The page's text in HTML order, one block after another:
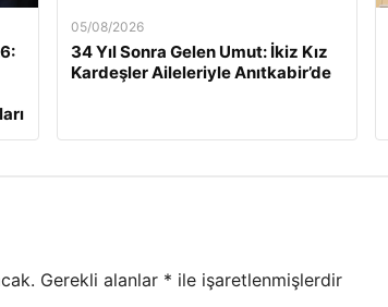
05/08/2026
34 Yıl Sonra Gelen Umut: İkiz Kız
Kardeşler Aileleriyle Anıtkabir’de
Gerekli alanlar * ile işaretlenmişlerdir